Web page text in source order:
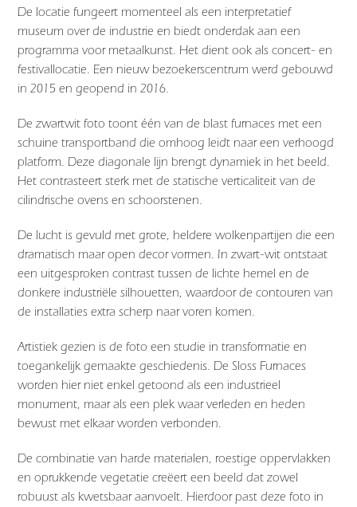
De locatie fungeert momenteel als een interpretatief
museum over de industrie en biedt onderdak aan een
programma voor metaalkunst. Het dient ook als concert- en
festivallocatie. Een nieuw bezoekerscentrum werd gebouwd
in 2015 en geopend in 2016.
De zwartwit foto toont één van de blast furnaces met een
schuine transportband die omhoog leidt naar een verhoogd
platform. Deze diagonale lijn brengt dynamiek in het beeld.
Het contrasteert sterk met de statische verticaliteit van de
cilindrische ovens en schoorstenen.
De lucht is gevuld met grote, heldere wolkenpartijen die een
dramatisch maar open decor vormen. In zwart-wit ontstaat
een uitgesproken contrast tussen de lichte hemel en de
donkere industriële silhouetten, waardoor de contouren van
de installaties extra scherp naar voren komen.
Artistiek gezien is de foto een studie in transformatie en
toegankelijk gemaakte geschiedenis. DeSloss Furnaces
worden hier niet enkel getoond als een industrieel
monument, maar als een plek waar verleden en heden
bewust met elkaar worden verbonden.
De combinatie van harde materialen, roestige oppervlakken
en oprukkende vegetatie creëert een beeld dat zowel
robuust als kwetsbaar aanvoelt. Hierdoor past deze foto in